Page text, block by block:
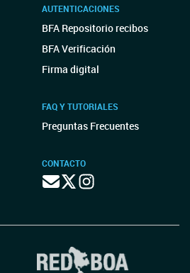
AUTENTICACIONES
BFA Repositorio recibos
BFA Verificación
Firma digital
FAQ Y TUTORIALES
Preguntas Frecuentes
CONTACTO